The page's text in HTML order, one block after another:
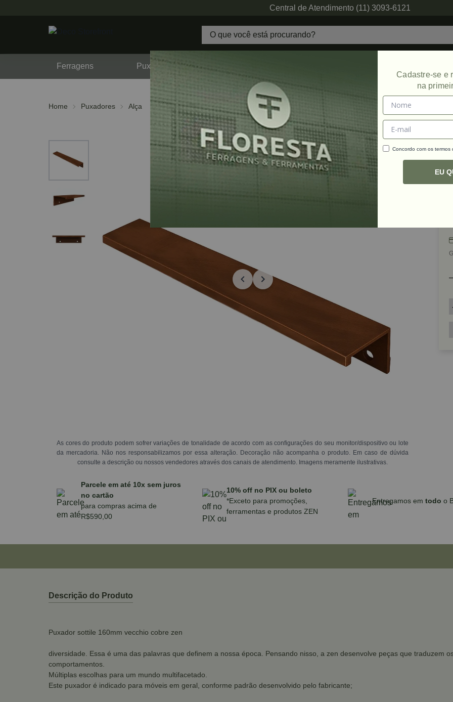
Central de Atendimento (11) 3093-6121
Ferragens Puxadores
Home Puxadores Alça
As cores do produto podem sofrer variações de tonalidade de acordo com as configurações do seu monitor/dispositivo ou lote
da mercadoria. Não nos responsabilizamos por essa alteração. Decoração não acompanha o produto. Em caso de dúvida
consulte a descrição ou nossos vendedores através dos canais de atendimento. Imagens meramente ilustrativas.
Parcele em até 10x sem juros
no cartão
para compras acima de
R$590,00
10% off no PIX ou boleto
*Exceto para promoções,
ferramentas e produtos ZEN
Entregamos em todo o
Descrição do Produto
Puxador sottile 160mm vecchio cobre zen
diversidade. Essa é uma das palavras que definem a nossa época. Pensando nisso, a zen desenvolve peças que traduzem
comportamentos.
Múltiplas escolhas para um mundo multifacetado.
Este puxador é indicado para móveis em geral, conforme padrão desenvolvido pelo fabricante;
Cadastre-se e
na
Concordo com os termos
EU